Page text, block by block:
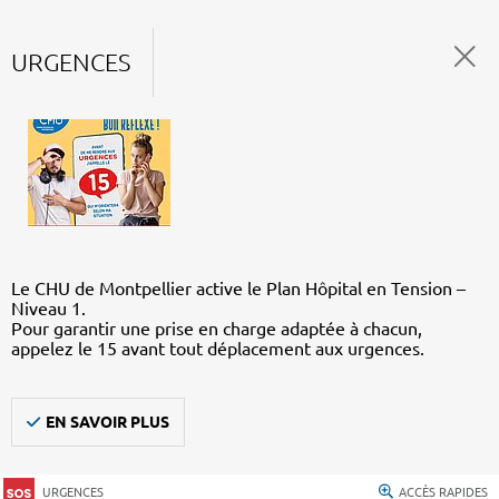
URGENCES
Le CHU de Montpellier active le Plan Hôpital en Tension –
Niveau 1.
Pour garantir une prise en charge adaptée à chacun,
appelez le 15 avant tout déplacement aux urgences.
EN SAVOIR PLUS
URGENCES ACCÈS RAPIDES